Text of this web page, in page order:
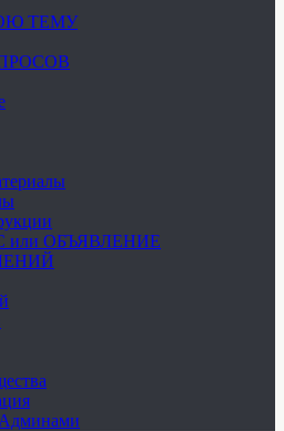
ТЕМУ
ОБЪЯВЛЕНИЕ